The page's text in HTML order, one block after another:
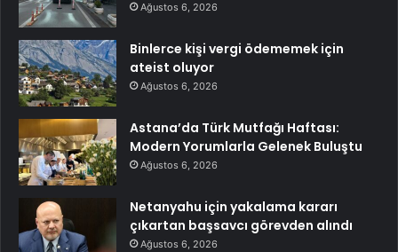
Ağustos 6, 2026
Binlerce kişi vergi ödememek için
ateist oluyor
Ağustos 6, 2026
Astana’da Türk Mutfağı Haftası:
Modern Yorumlarla Gelenek Buluştu
Ağustos 6, 2026
Netanyahu için yakalama kararı
çıkartan başsavcı görevden alındı
Ağustos 6, 2026